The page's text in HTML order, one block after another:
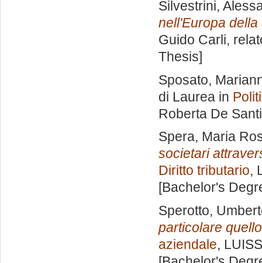
Silvestrini,
nell'Europa della
Guido Carli,
Thesis]
Sposato,
di Laurea in
Roberta De
Spera, Maria
societari
Diritto tributario,
[Bachelor's
Sperotto,
particolare
aziendale,